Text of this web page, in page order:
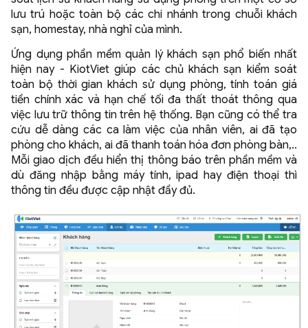
lưu trú hoặc toàn bộ các chi nhánh trong chuỗi khách
sạn, homestay, nhà nghỉ của mình.
Ứng dụng phần mềm quản lý khách sạn phổ biến nhất
hiện nay - KiotViet giúp các chủ khách sạn kiểm soát
toàn bộ thời gian khách sử dụng phòng, tính toán giá
tiền chính xác và hạn chế tối đa thất thoát thông qua
việc lưu trữ thông tin trên hệ thống. Bạn cũng có thể tra
cứu dễ dàng các ca làm việc của nhân viên, ai đã tạo
phòng cho khách, ai đã thanh toán hóa đơn phòng bàn,..
Mỗi giao dịch đều hiển thị thông báo trên phần mềm và
dù đăng nhập bằng máy tính, ipad hay điện thoại thì
thông tin đều được cập nhật đầy đủ.